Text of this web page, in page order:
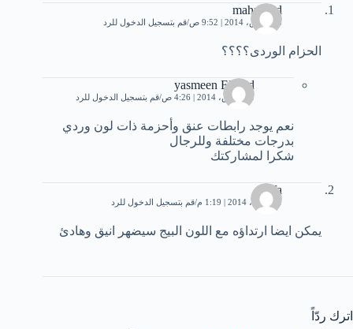
mahmoud
18 مارس، 2014 | 9:52 ص قم بتسجيل الدخول للرد
الحزام الوردى؟؟؟؟
yasmeen Elsayd
21 مارس، 2014 | 4:26 ص قم بتسجيل الدخول للرد
نعم يوجد رابطات عنق وأحزمة ذات لون وردي
بدرجات مختلفة وللرجال
شكرا لمشاركتك
safa
21 أبريل، 2014 | 1:19 م قم بتسجيل الدخول للرد
يمكن ايضا ارتداؤه مع اللون البيج سيضهر انيق وهادئ
اترك ردّاً